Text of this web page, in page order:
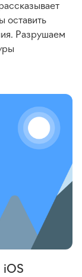
оставить
Разрушаем